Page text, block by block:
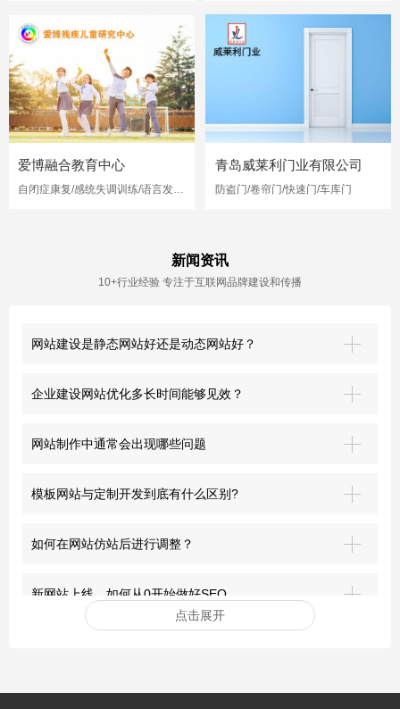
爱博融合教育中心 青岛威莱利门业有限公司
防盗门/卷帘门/快速门/车库门
新闻资讯
10+行业经验 专注于互联网品牌建设和传播
网站建设是静态网站好还是动态网站好？
企业建设网站优化多长时间能够见效？
网站制作中通常会出现哪些问题
模板网站与定制开发到底有什么区别?
如何在网站仿站后进行调整？
新网站上线，如何从0开始做好SEO
突破界限：青岛网站建设的前沿探索
点击展开